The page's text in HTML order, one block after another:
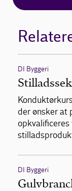
DI Byggeri
der ønsker at
DI Byggeri